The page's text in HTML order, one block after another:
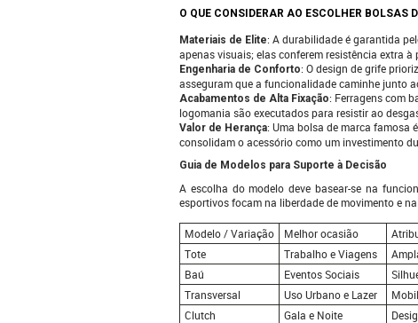
O QUE CONSIDERAR AO ESCOLHER BOLSAS
Materiais de Elite: A durabilidade é garantida
apenas visuais; elas conferem resistência extra
Engenharia de Conforto: O design de grife
asseguram que a funcionalidade caminhe junto
Acabamentos de Alta Fixação: Ferragens com
logomania são executados para resistir ao
Valor de Herança: Uma bolsa de marca famosa
consolidam o acessório como um investimento
Guia de Modelos para Suporte à Decisão
A escolha do modelo deve basear-se na
esportivos focam na liberdade de movimento e
Modelo / Variação Melhor ocasião
Tote
Trabalho e Viagens
Baú
Eventos Sociais
Transversal
Uso Urbano e Lazer
Clutch
Gala e Noite